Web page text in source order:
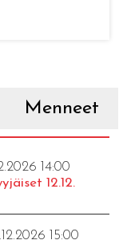
Menneet
14:00
12.12.
15:00